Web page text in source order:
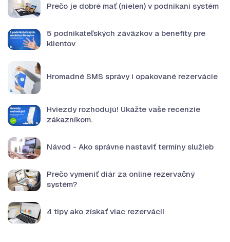
Prečo je dobré mať (nielen) v podnikaní systém
5 podnikateľských záväzkov a benefity pre
klientov
Hromadné SMS správy i opakované rezervácie
Hviezdy rozhodujú! Ukážte vaše recenzie
zákazníkom.
Návod - Ako správne nastaviť termíny služieb
Prečo vymeniť diár za online rezervačný
systém?
4 tipy ako získať viac rezervácií